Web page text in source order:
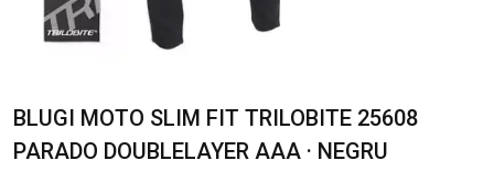
BLUGI MOTO SLIM FIT TRILOBITE 25608
PARADO DOUBLELAYER AAA · NEGRU